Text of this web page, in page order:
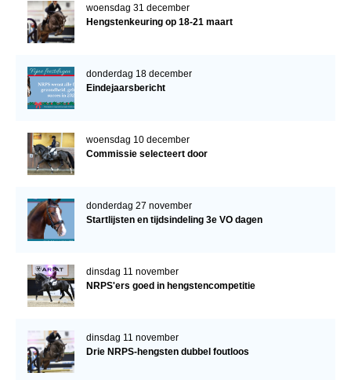
woensdag 31 december
Hengstenkeuring op 18-21 maart
donderdag 18 december
Eindejaarsbericht
woensdag 10 december
Commissie selecteert door
donderdag 27 november
Startlijsten en tijdsindeling 3e VO dagen
dinsdag 11 november
NRPS'ers goed in hengstencompetitie
dinsdag 11 november
Drie NRPS-hengsten dubbel foutloos